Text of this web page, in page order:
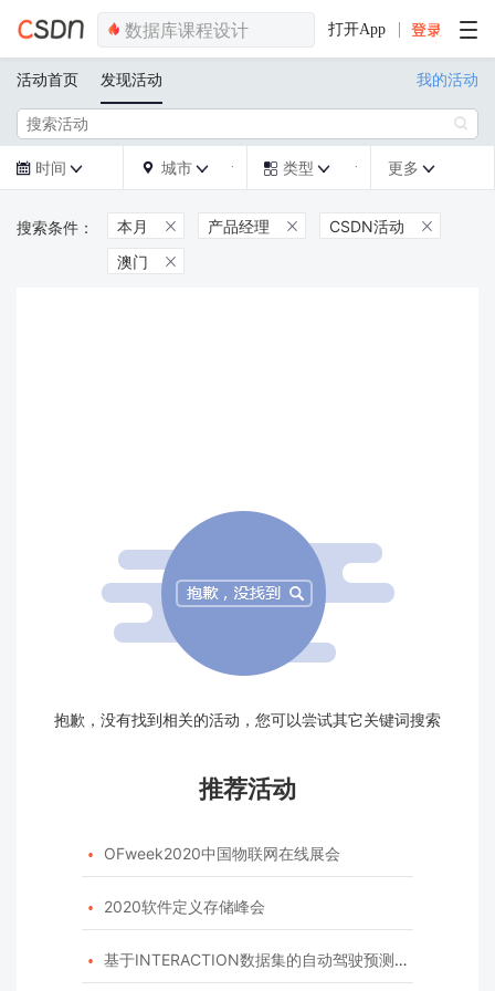
打开App
活动首页 发现活动 我的活动

 时间   城市   类型  更多 
本月  产品经理  CSDN活动 
澳门 
抱歉，没有找到相关的活动，您可以尝试其它关键词搜索
推荐活动
 OFweek2020中国物联网在线展会
 2020软件定义存储峰会
 基于INTERACTION数据集的自动驾驶预测模型挑战赛